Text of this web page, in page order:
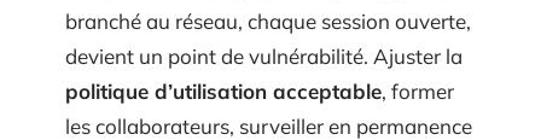
branché au réseau, chaque session ouverte,
devient un point de vulnérabilité. Ajuster la
politique d’utilisation acceptable, former
les collaborateurs, surveiller en permanence